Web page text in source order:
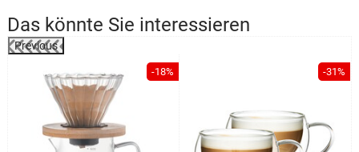
Das könnte Sie interessieren
Previous
-18% -31%